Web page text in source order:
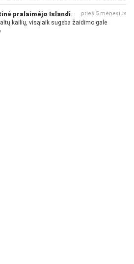
prieš 5 mėnesius
kailių, visąlaik sugeba žaidimo gale